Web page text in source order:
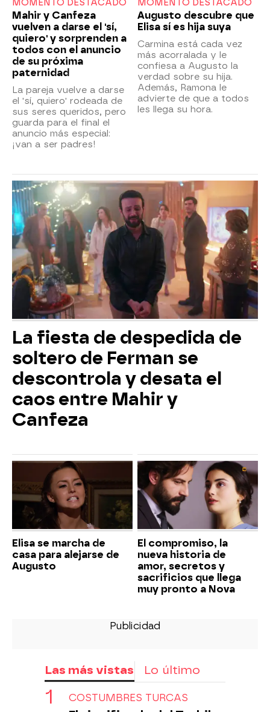
MOMENTO DESTACADO
Mahir y Canfeza
vuelven a darse el 'sí,
quiero' y sorprenden a
todos con el anuncio
de su próxima
paternidad
La pareja vuelve a darse
el 'sí, quiero' rodeada de
sus seres queridos, pero
guarda para el final el
anuncio más especial:
¡van a ser padres!
MOMENTO DESTACADO
Augusto descubre que
Elisa sí es hija suya
Carmina está cada vez
más acorralada y le
confiesa a Augusto la
verdad sobre su hija.
Además, Ramona le
advierte de que a todos
les llega su hora.
La fiesta de despedida de
soltero de Ferman se
descontrola y desata el
caos entre Mahir y
Canfeza
Elisa se marcha de
casa para alejarse de
Augusto
El compromiso, la
nueva historia de
amor, secretos y
sacrificios que llega
muy pronto a Nova
Las más vistas Lo último
COSTUMBRES TURCAS